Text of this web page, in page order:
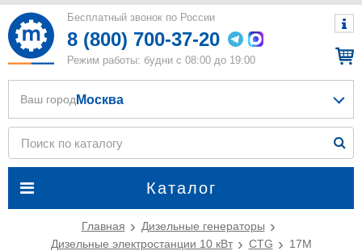
Бесплатный звонок по России
8 (800) 700-37-20
Режим работы: будни с 08:00 до 19:00
Каталог
Ваш город Москва
Главная
Дизельные генераторы
Дизельные электростанции 10 кВт
CTG 17M